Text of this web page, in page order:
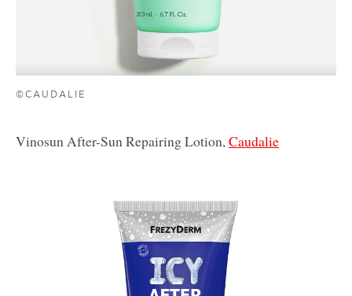
©CAUDALIE
Vinosun After-Sun Repairing Lotion,Caudalie